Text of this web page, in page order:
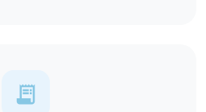
receipt_long